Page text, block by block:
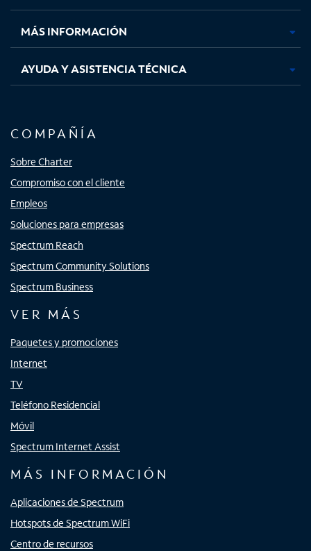
nuevanuevanuevanueva
MÁS INFORMACIÓN
AYUDA Y ASISTENCIA TÉCNICA
COMPAÑÍA
Sobre Charter
Compromiso con el cliente
Empleos
Soluciones para empresas
Spectrum Reach
Spectrum Community Solutions
Spectrum Business
VER MÁS
Paquetes y promociones
Internet
TV
Teléfono Residencial
Móvil
Spectrum Internet Assist
MÁS INFORMACIÓN
Aplicaciones de Spectrum
Hotspots de Spectrum WiFi
Centro de recursos